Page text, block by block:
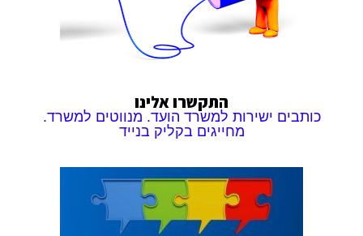
התקשרו אלינו
כותבים ישירות למשרד הועד. מנווטים למשרד.
מחייגים בקליק בנייד